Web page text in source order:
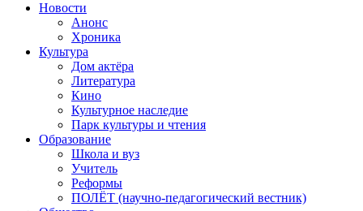
Новости
Анонс
Хроника
Культура
Дом актёра
Литература
Кино
Культурное наследие
Парк культуры и чтения
Образование
Школа и вуз
Учитель
Реформы
ПОЛЁТ (научно-педагогический вестник)